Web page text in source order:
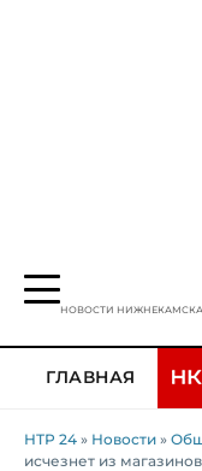
НОВОСТИ НИЖНЕКАМСКА
ГЛАВНАЯ
НТР 24 » Новости »
исчезнет из